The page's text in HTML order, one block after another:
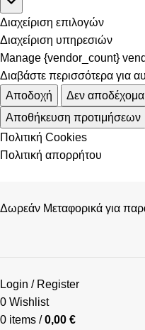
Διαχείριση επιλογών
Διαχείριση υπηρεσιών
Manage {vendor_count}
Διαβάστε περισσότερα για
Αποδοχή
Δεν
Αποθήκευση προτιμήσεων
Πολιτική Cookies
Πολιτική απορρήτου
Δωρεάν Μεταφορικά για
Login / Register
0 Wishlist
0 items / 0,00 €